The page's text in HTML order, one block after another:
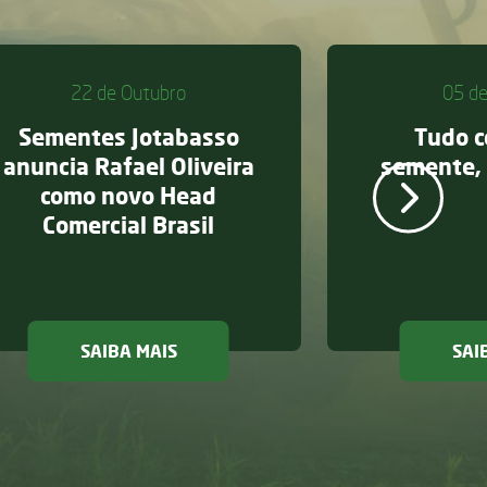
conquista novamente certificação ESG e é
22 de Outubro
Sementes Jotabasso
anuncia Rafael Oliveira
como novo Head
Comercial Brasil
SAIBA MAISsobre Sementes Jotabasso anuncia
05
Tudo